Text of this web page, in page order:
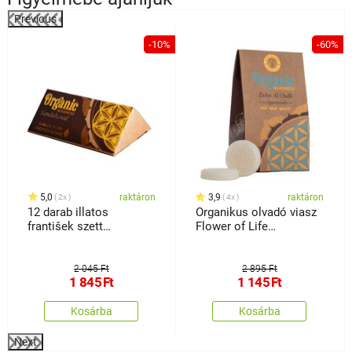
Previous
-10%
5,0 2x raktáron
12 darab illatos
františek szett
2 045 Ft
1 845Ft
Kosárba
-60%
3,9 4x raktáron
Organikus olvadó viasz
Flower of Life
2 895 Ft
1 145Ft
Kosárba
Next